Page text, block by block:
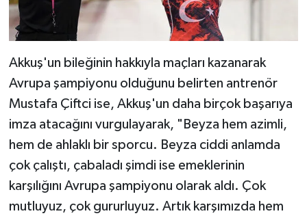
Akkuş'un bileğinin hakkıyla maçları kazanarak
Avrupa şampiyonu olduğunu belirten antrenör
Mustafa Çiftci ise, Akkuş'un daha birçok başarıya
imza atacağını vurgulayarak, "Beyza hem azimli,
hem de ahlaklı bir sporcu. Beyza ciddi anlamda
çok çalıştı, çabaladı şimdi ise emeklerinin
karşılığını Avrupa şampiyonu olarak aldı. Çok
mutluyuz, çok gururluyuz. Artık karşımızda hem